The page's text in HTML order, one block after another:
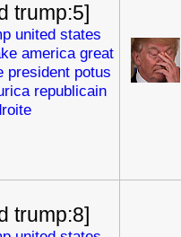
trump:5]
united states
america great
president potus
republicain
trump:8]